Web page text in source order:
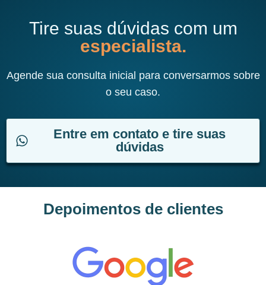
Tire suas dúvidas com um
especialista.
Agende sua consulta inicial para conversarmos sobre
o seu caso.
Entre em contato e tire suas
dúvidas
Depoimentos de clientes